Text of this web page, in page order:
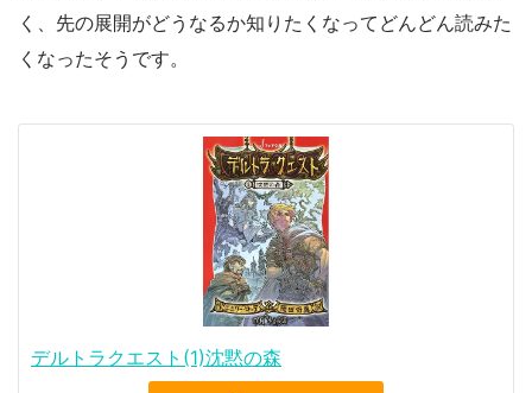
く、先の展開がどうなるか知りたくなってどんどん読みた
くなったそうです。
デルトラクエスト(1)沈黙の森